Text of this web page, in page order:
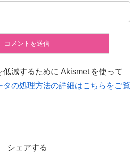
低減するために Akismet を使って
タの処理方法の詳細はこちらをご覧
シェアする